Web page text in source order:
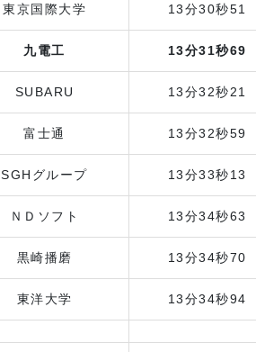
東京国際大学 13分30秒51
九電工 13分31秒69
SUBARU 13分32秒21
富士通 13分32秒59
SGHグループ 13分33秒13
ＮＤソフト 13分34秒63
黒崎播磨 13分34秒70
東洋大学 13分34秒94